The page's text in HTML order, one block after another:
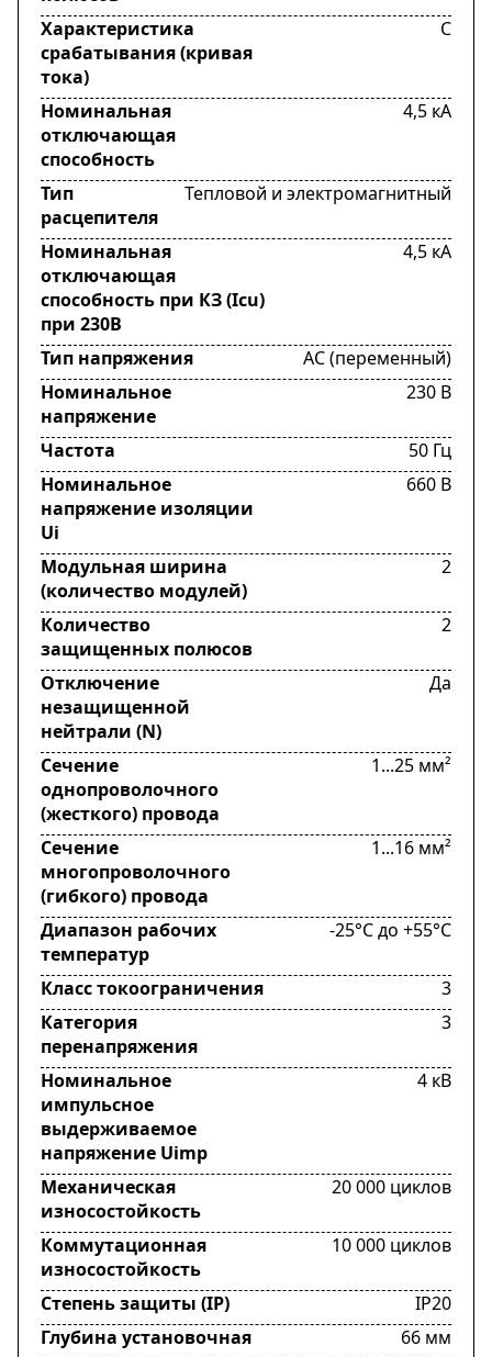
Характеристика
срабатывания (кривая
тока)
C
Номинальная
отключающая
способность
4,5 кА
Тип
расцепителя
Тепловой и электромагнитный
Номинальная
отключающая
способность при КЗ (Icu)
при 230В
4,5 кА
Тип напряжения
AC (переменный)
Номинальное
напряжение
230 В
Частота
50 Гц
Номинальное
напряжение изоляции
Ui
660 В
Модульная ширина
(количество модулей)
2
Количество
защищенных полюсов
2
Отключение
незащищенной
нейтрали (N)
Да
Сечение
однопроволочного
(жесткого) провода
1...25 мм²
Сечение
многопроволочного
(гибкого) провода
1...16 мм²
Диапазон рабочих
температур
-25°C до +55°C
Класс токоограничения
3
Категория
перенапряжения
3
Номинальное
импульсное
выдерживаемое
напряжение Uimp
4 кВ
Механическая
износостойкость
20 000 циклов
Коммутационная
износостойкость
10 000 циклов
Степень защиты (IP)
IP20
Глубина установочная
66 мм